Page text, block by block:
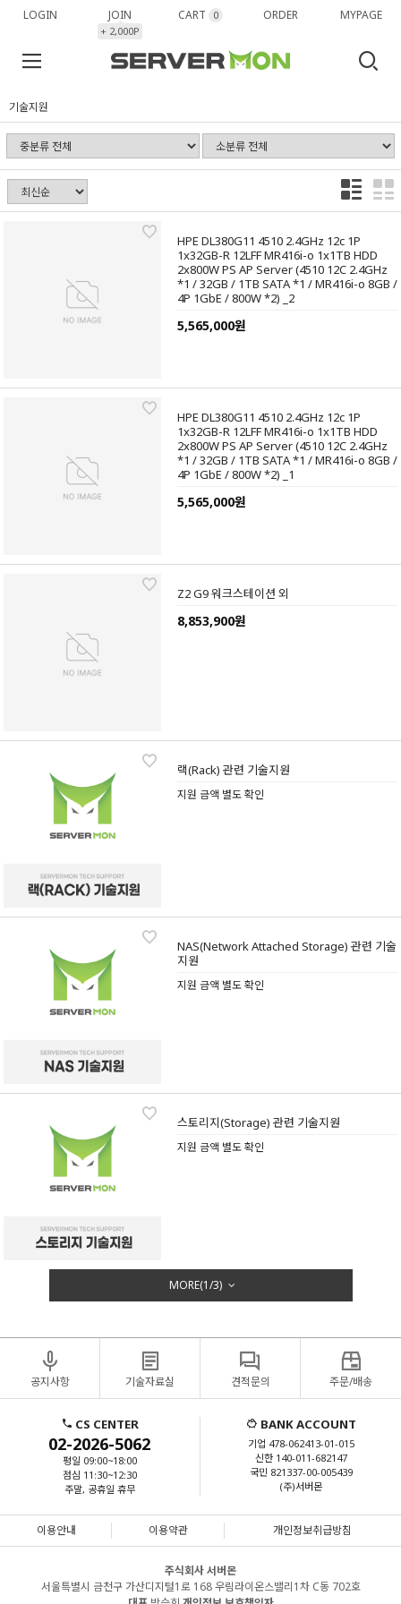
LOGIN JOIN
+ 2,000P
CART 0 ORDER MYPAGE
기술지원
HPE DL380G11 4510 2.4GHz 12c 1P
1x32GB-R 12LFF MR416i-o 1x1TB HDD
2x800W PS AP Server (4510 12C 2.4GHz
*1 / 32GB / 1TB SATA *1 / MR416i-o 8GB /
4P 1GbE / 800W *2) _2
5,565,000원
HPE DL380G11 4510 2.4GHz 12c 1P
1x32GB-R 12LFF MR416i-o 1x1TB HDD
2x800W PS AP Server (4510 12C 2.4GHz
*1 / 32GB / 1TB SATA *1 / MR416i-o 8GB /
4P 1GbE / 800W *2) _1
5,565,000원
Z2 G9 워크스테이션 외
8,853,900원
랙(Rack) 관련 기술지원
지원 금액 별도 확인
NAS(Network Attached Storage) 관련 기술
지원
지원 금액 별도 확인
스토리지(Storage) 관련 기술지원
지원 금액 별도 확인
MORE(1/3)
공지사항 기술자료실 견적문의 주문/배송
CS CENTER
02-2026-5062
평일 09:00~18:00
점심 11:30~12:30
주말, 공휴일 휴무
BANK ACCOUNT
기업 478-062413-01-015
신한 140-011-682147
국민 821337-00-005439
(주)서버몬
이용안내 이용약관 개인정보취급방침
주식회사 서버몬
서울특별시 금천구 가산디지털1로 168 우림라이온스밸리1차 C동 702호